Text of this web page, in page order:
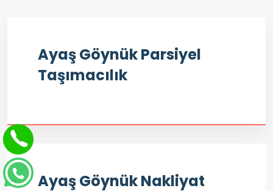
Ayaş Göynük Parsiyel
Taşımacılık
Ayaş Göynük Nakliyat